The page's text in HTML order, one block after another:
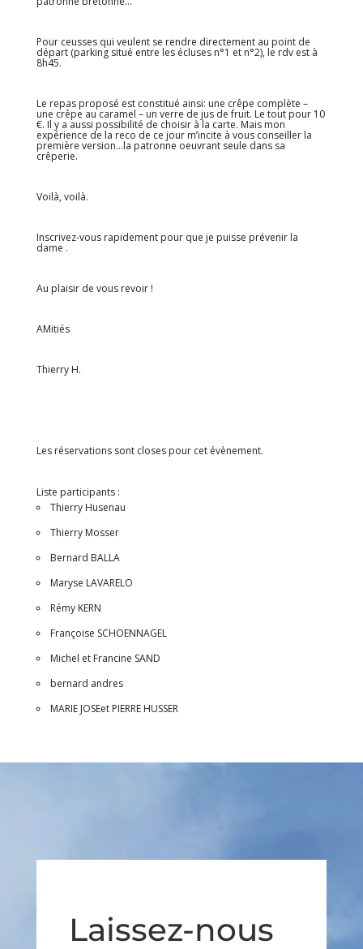
Pour ceusses qui veulent se rendre directement au point de
départ (parking situé entre les écluses n°1 et n°2), le rdv est à
8h45.
Le repas proposé est constitué ainsi: une crêpe complète –
une crêpe au caramel – un verre de jus de fruit. Le tout pour 10
€. Il y a aussi possibilité de choisir à la carte. Mais mon
expérience de la reco de ce jour m’incite à vous conseiller la
première version…la patronne oeuvrant seule dans sa
crêperie.
Voilà, voilà.
Inscrivez-vous rapidement pour que je puisse prévenir la
dame .
Au plaisir de vous revoir !
AMitiés
Thierry H.
Les réservations sont closes pour cet évènement.
Liste participants :
Thierry Husenau
Thierry Mosser
Bernard BALLA
Maryse LAVARELO
Rémy KERN
Françoise SCHOENNAGEL
Michel et Francine SAND
bernard andres
MARIE JOSEet PIERRE HUSSER
Laissez-nous